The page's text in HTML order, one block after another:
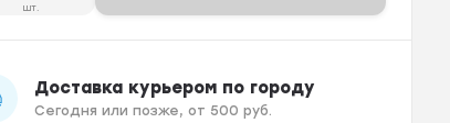
шт.
Доставка курьером по городу
Сегодня или позже, от 500 руб.